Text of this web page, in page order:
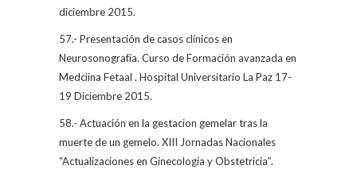
diciembre 2015.
57.- Presentación de casos clínicos en
Neurosonografía. Curso de Formación avanzada en
Medciina Fetaal . Hospital Universitario La Paz 17-
19 Diciembre 2015.
58.- Actuación en la gestacion gemelar tras la
muerte de un gemelo. XIII Jornadas Nacionales
“Actualizaciones en Ginecología y Obstetricia”.